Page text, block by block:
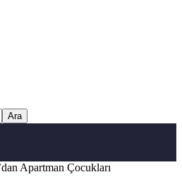
Apartman Çocukları